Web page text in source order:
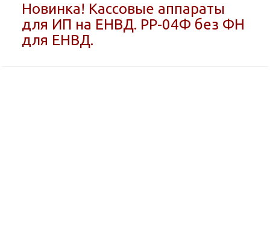
Новинка! Кассовые аппараты
для ИП на ЕНВД. РР-04Ф без ФН
для ЕНВД.